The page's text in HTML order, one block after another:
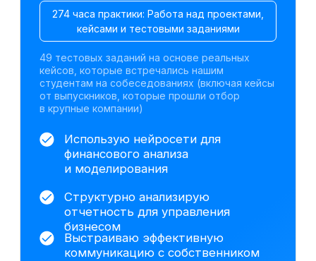
Минимизирую налоговую нагрузку
и снижаю риски проверок
Оцениваю бизнес-риски, управляю
долгом и взаимодействую
с банками
результаты и строю дашборды
Оцениваю инвестиционные
проекты и рассчитываю ключевые
метрики (NPV*, IRR*, DPP*)
Работа с инструментами для
Excel
Power Point
ChatGPT
1С:Бухгалтерия 8.3
Gamma
DeepSeek